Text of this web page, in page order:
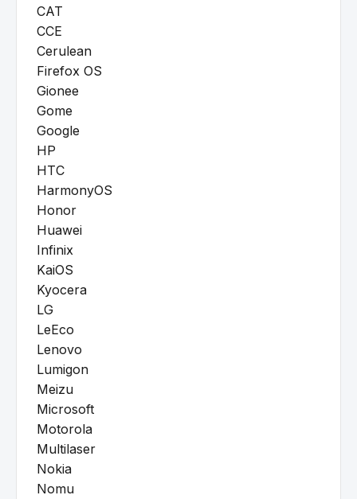
CAT
CCE
Cerulean
Firefox OS
Gionee
Gome
Google
HP
HTC
HarmonyOS
Honor
Huawei
Infinix
KaiOS
Kyocera
LG
LeEco
Lenovo
Lumigon
Meizu
Microsoft
Motorola
Multilaser
Nokia
Nomu